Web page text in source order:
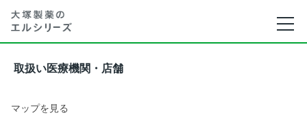
取扱い医療機関・店舗
マップを見る